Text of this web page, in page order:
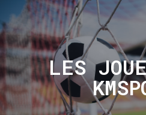
LES